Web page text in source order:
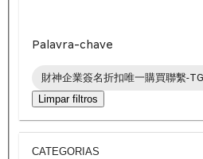
Palavra-chave
財神企業簽名折扣唯一購買聯繫-
Limpar filtros
CATEGORIAS